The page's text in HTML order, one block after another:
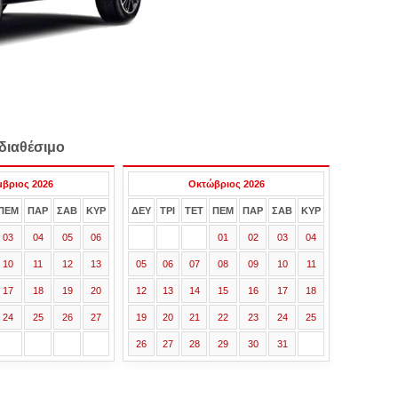
2026
ΠΑΡ ΣΑΒ ΚΥΡ
03 04 05 06
10 11 12 13
17 18 19 20
24 25 26 27
Οκτώβριος 2026
ΔΕΥ ΤΡΙ ΤΕΤ ΠΕΜ ΠΑΡ ΣΑΒ ΚΥΡ
01 02 03 04
05 06 07 08 09 10 11
12 13 14 15 16 17 18
19 20 21 22 23 24 25
26 27 28 29 30 31